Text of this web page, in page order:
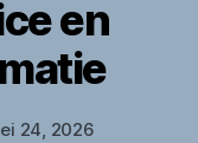
en
24, 2026